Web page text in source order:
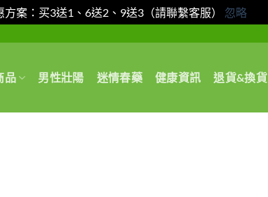
方案：买3送1、6送2、9送3（請聯繫客服） 忽略
品 男性壯陽 迷情春藥 健康資訊 退貨&換貨